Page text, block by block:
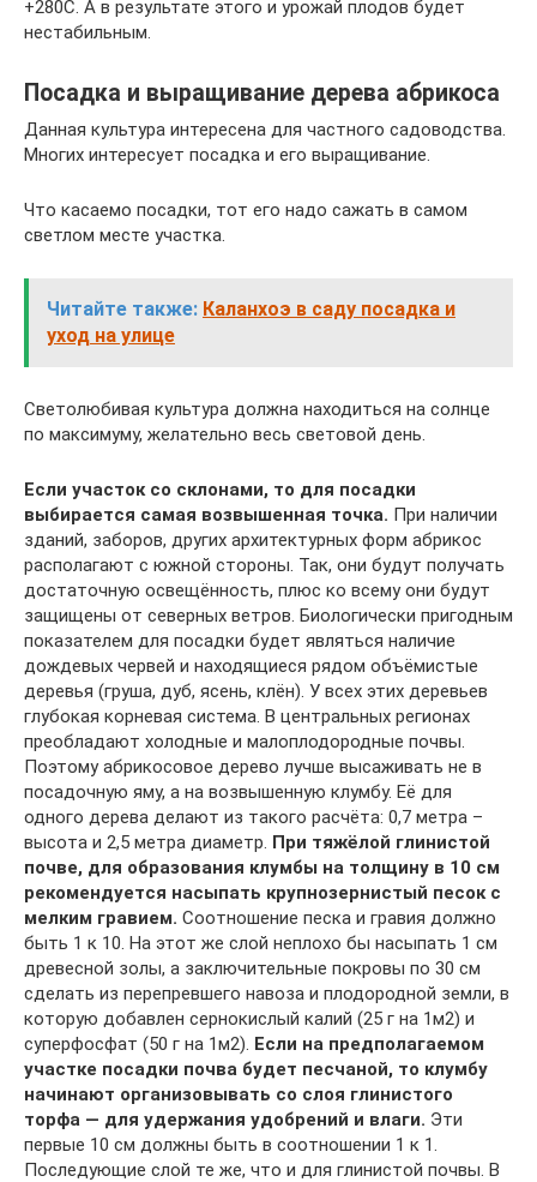
+280С. А в результате этого и урожай плодов будет
нестабильным.
Посадка и выращивание дерева абрикоса
Данная культура интересена для частного садоводства.
Многих интересует посадка и его выращивание.
Что касаемо посадки, тот его надо сажать в самом
светлом месте участка.
Читайте также: Каланхоэ в саду посадка и
уход на улице
Светолюбивая культура должна находиться на солнце
по максимуму, желательно весь световой день.
Если участок со склонами, то для посадки
выбирается самая возвышенная точка. При наличии
зданий, заборов, других архитектурных форм абрикос
располагают с южной стороны. Так, они будут получать
достаточную освещённость, плюс ко всему они будут
защищены от северных ветров. Биологически пригодным
показателем для посадки будет являться наличие
дождевых червей и находящиеся рядом объёмистые
деревья (груша, дуб, ясень, клён). У всех этих деревьев
глубокая корневая система. В центральных регионах
преобладают холодные и малоплодородные почвы.
Поэтому абрикосовое дерево лучше высаживать не в
посадочную яму, а на возвышенную клумбу. Её для
одного дерева делают из такого расчёта: 0,7 метра –
высота и 2,5 метра диаметр. При тяжёлой глинистой
почве, для образования клумбы на толщину в 10 см
рекомендуется насыпать крупнозернистый песок с
мелким гравием. Соотношение песка и гравия должно
быть 1 к 10. На этот же слой неплохо бы насыпать 1 см
древесной золы, а заключительные покровы по 30 см
сделать из перепревшего навоза и плодородной земли, в
которую добавлен сернокислый калий (25 г на 1м2) и
суперфосфат (50 г на 1м2). Если на предполагаемом
участке посадки почва будет песчаной, то клумбу
начинают организовывать со слоя глинистого
торфа — для удержания удобрений и влаги. Эти
первые 10 см должны быть в соотношении 1 к 1.
Последующие слой те же, что и для глинистой почвы. В